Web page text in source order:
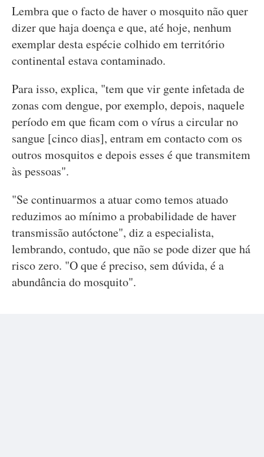
Lembra que o facto de haver o mosquito não quer
dizer que haja doença e que, até hoje, nenhum
exemplar desta espécie colhido em território
continental estava contaminado.
Para isso, explica, "tem que vir gente infetada de
zonas com dengue, por exemplo, depois, naquele
período em que ficam com o vírus a circular no
sangue [cinco dias], entram em contacto com os
outros mosquitos e depois esses é que transmitem
às pessoas".
"Se continuarmos a atuar como temos atuado
reduzimos ao mínimo a probabilidade de haver
transmissão autóctone", diz a especialista,
lembrando, contudo, que não se pode dizer que há
risco zero. "O que é preciso, sem dúvida, é a
abundância do mosquito".